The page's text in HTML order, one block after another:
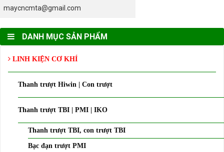
maycncmta@gmail.com
DANH MỤC SẢN PHẨM
LINH KIỆN CƠ KHÍ
Thanh trượt Hiwin | Con trượt
Thanh trượt TBI | PMI | IKO
Thanh trượt TBI, con trượt TBI
Bạc đạn trượt PMI